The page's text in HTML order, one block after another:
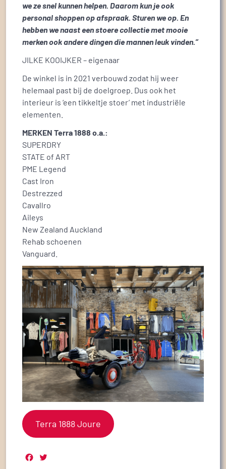
we ze snel kunnen helpen. Daarom kun je ook
personal shoppen op afspraak. Sturen we op. En
hebben we naast een stoere collectie met mooie
merken ook andere dingen die mannen leuk vinden.”
JILKE KOOIJKER – eigenaar
De winkel is in 2021 verbouwd zodat hij weer
helemaal past bij de doelgroep. Dus ook het
interieur is ‘een tikkeltje stoer’ met industriële
elementen.
MERKEN Terra 1888 o.a.:
SUPERDRY
STATE of ART
PME Legend
Cast Iron
Destrezzed
Cavallro
Aileys
New Zealand Auckland
Rehab schoenen
Vanguard.
Terra 1888 Joure
Facebook